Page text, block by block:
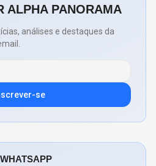
ALPHA PANORAMA
análises e destaques da
se